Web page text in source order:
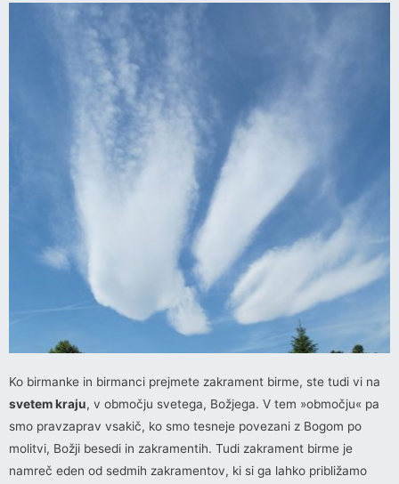
Ko birmanke in birmanci prejmete zakrament birme, ste tudi vi na
svetem kraju, v območju svetega, Božjega. V tem »območju« pa
smo pravzaprav vsakič, ko smo tesneje povezani z Bogom po
molitvi, Božji besedi in zakramentih. Tudi zakrament birme je
namreč eden od sedmih zakramentov, ki si ga lahko približamo